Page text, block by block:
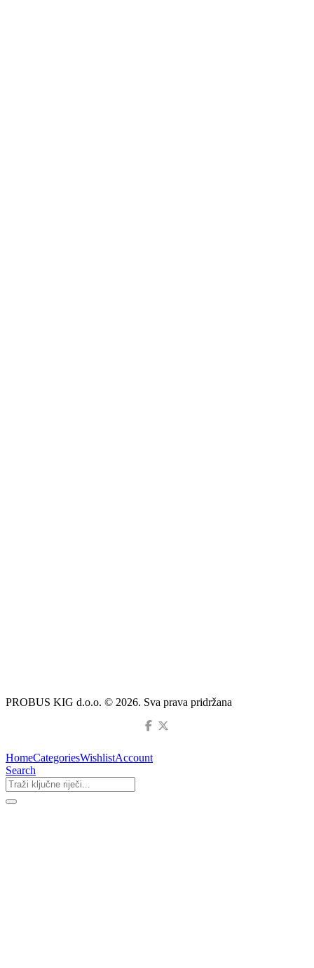
PROBUS KIG d.o.o. © 2026. Sva prava pridržana
HomeCategoriesWishlistAccount
Search